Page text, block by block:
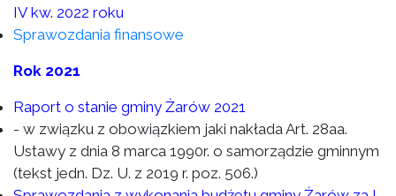
IV kw. 2022 roku
Sprawozdania finansowe
Rok 2021
Raport o stanie gminy Żarów 2021
- w związku z obowiązkiem jaki nakłada Art. 28aa.
Ustawy z dnia 8 marca 1990r. o samorządzie gminnym
(tekst jedn. Dz. U. z 2019 r. poz. 506.)